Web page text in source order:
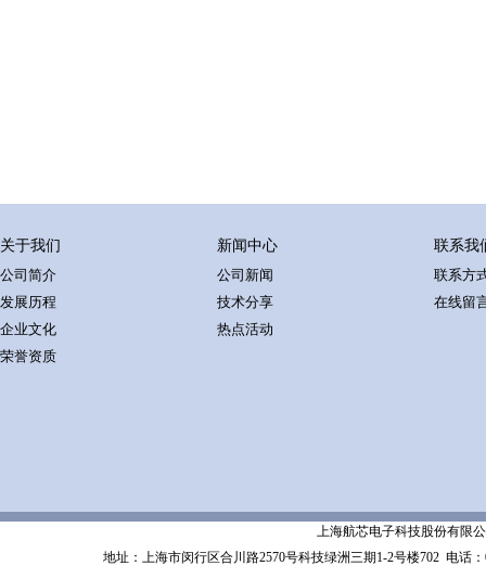
关于我们
公司简介
发展历程
企业文化
荣誉资质
新闻中心
公司新闻
技术分享
热点活动
联系我
联系方
在线留
上海航芯电子科技股份有限公
地址：上海市闵行区合川路2570号科技绿洲三期1-2号楼702 电话